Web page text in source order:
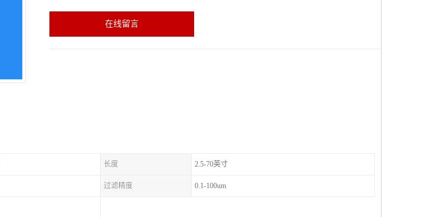
在线留言
长度 2.5-70英寸
过滤精度 0.1-100um